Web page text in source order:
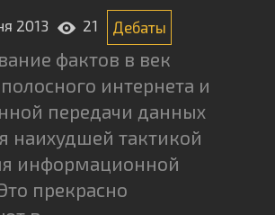
2013 21 Дебаты
фактов в век
интернета и
передачи данных
наихудшей тактикой
информационной
прекрасно